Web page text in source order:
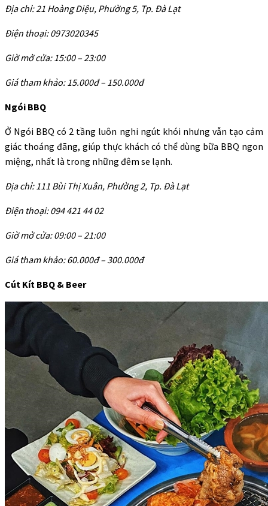
Địa chỉ: 21 Hoàng Diệu, Phường 5, Tp. Đà Lạt
Điện thoại: 0973020345
Giờ mở cửa: 15:00 – 23:00
Giá tham khảo: 15.000đ – 150.000đ
Ngói BBQ
Ở Ngói BBQ có 2 tầng luôn nghi ngút khói nhưng vẫn tạo cảm
giác thoáng đãng, giúp thực khách có thể dùng bữa BBQ ngon
miệng, nhất là trong những đêm se lạnh.
Địa chỉ: 111 Bùi Thị Xuân, Phường 2, Tp. Đà Lạt
Điện thoại: 094 421 44 02
Giờ mở cửa: 09:00 – 21:00
Giá tham khảo: 60.000đ – 300.000đ
Cút Kít BBQ & Beer